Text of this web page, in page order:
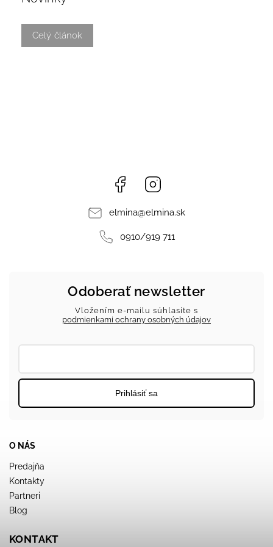
Celý článok
Facebook
elmina@elmina.sk
0910/919 711
O NÁS
Predajňa
Kontakty
Partneri
Blog
KONTAKT
Odoberať newsletter
Vložením e-mailu súhlasíte s
podmienkami ochrany osobných údajov
Prihlásiť sa